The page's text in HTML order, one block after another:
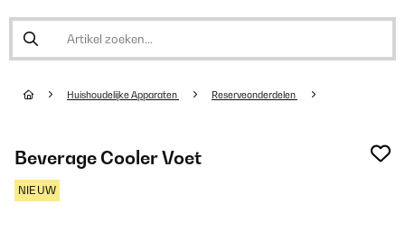
Huishoudelijke Apparaten Reserveonderdelen
Beverage Cooler Voet
NIEUW